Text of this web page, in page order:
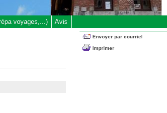
voyages,...) Avis
Envoyer par courriel
Imprimer